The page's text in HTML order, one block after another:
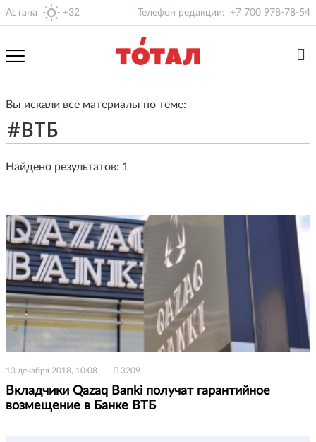
Астана +32 Телефон редакции: +7 700 978-78-54
Вы искали все материалы по теме:
Найдено результатов: 1
13 декабря 2018, 10:08 3209
Вкладчики Qazaq Banki получат гарантийное
возмещение в Банке ВТБ